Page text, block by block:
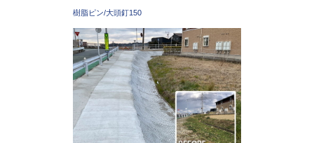
樹脂ピン/大頭釘150